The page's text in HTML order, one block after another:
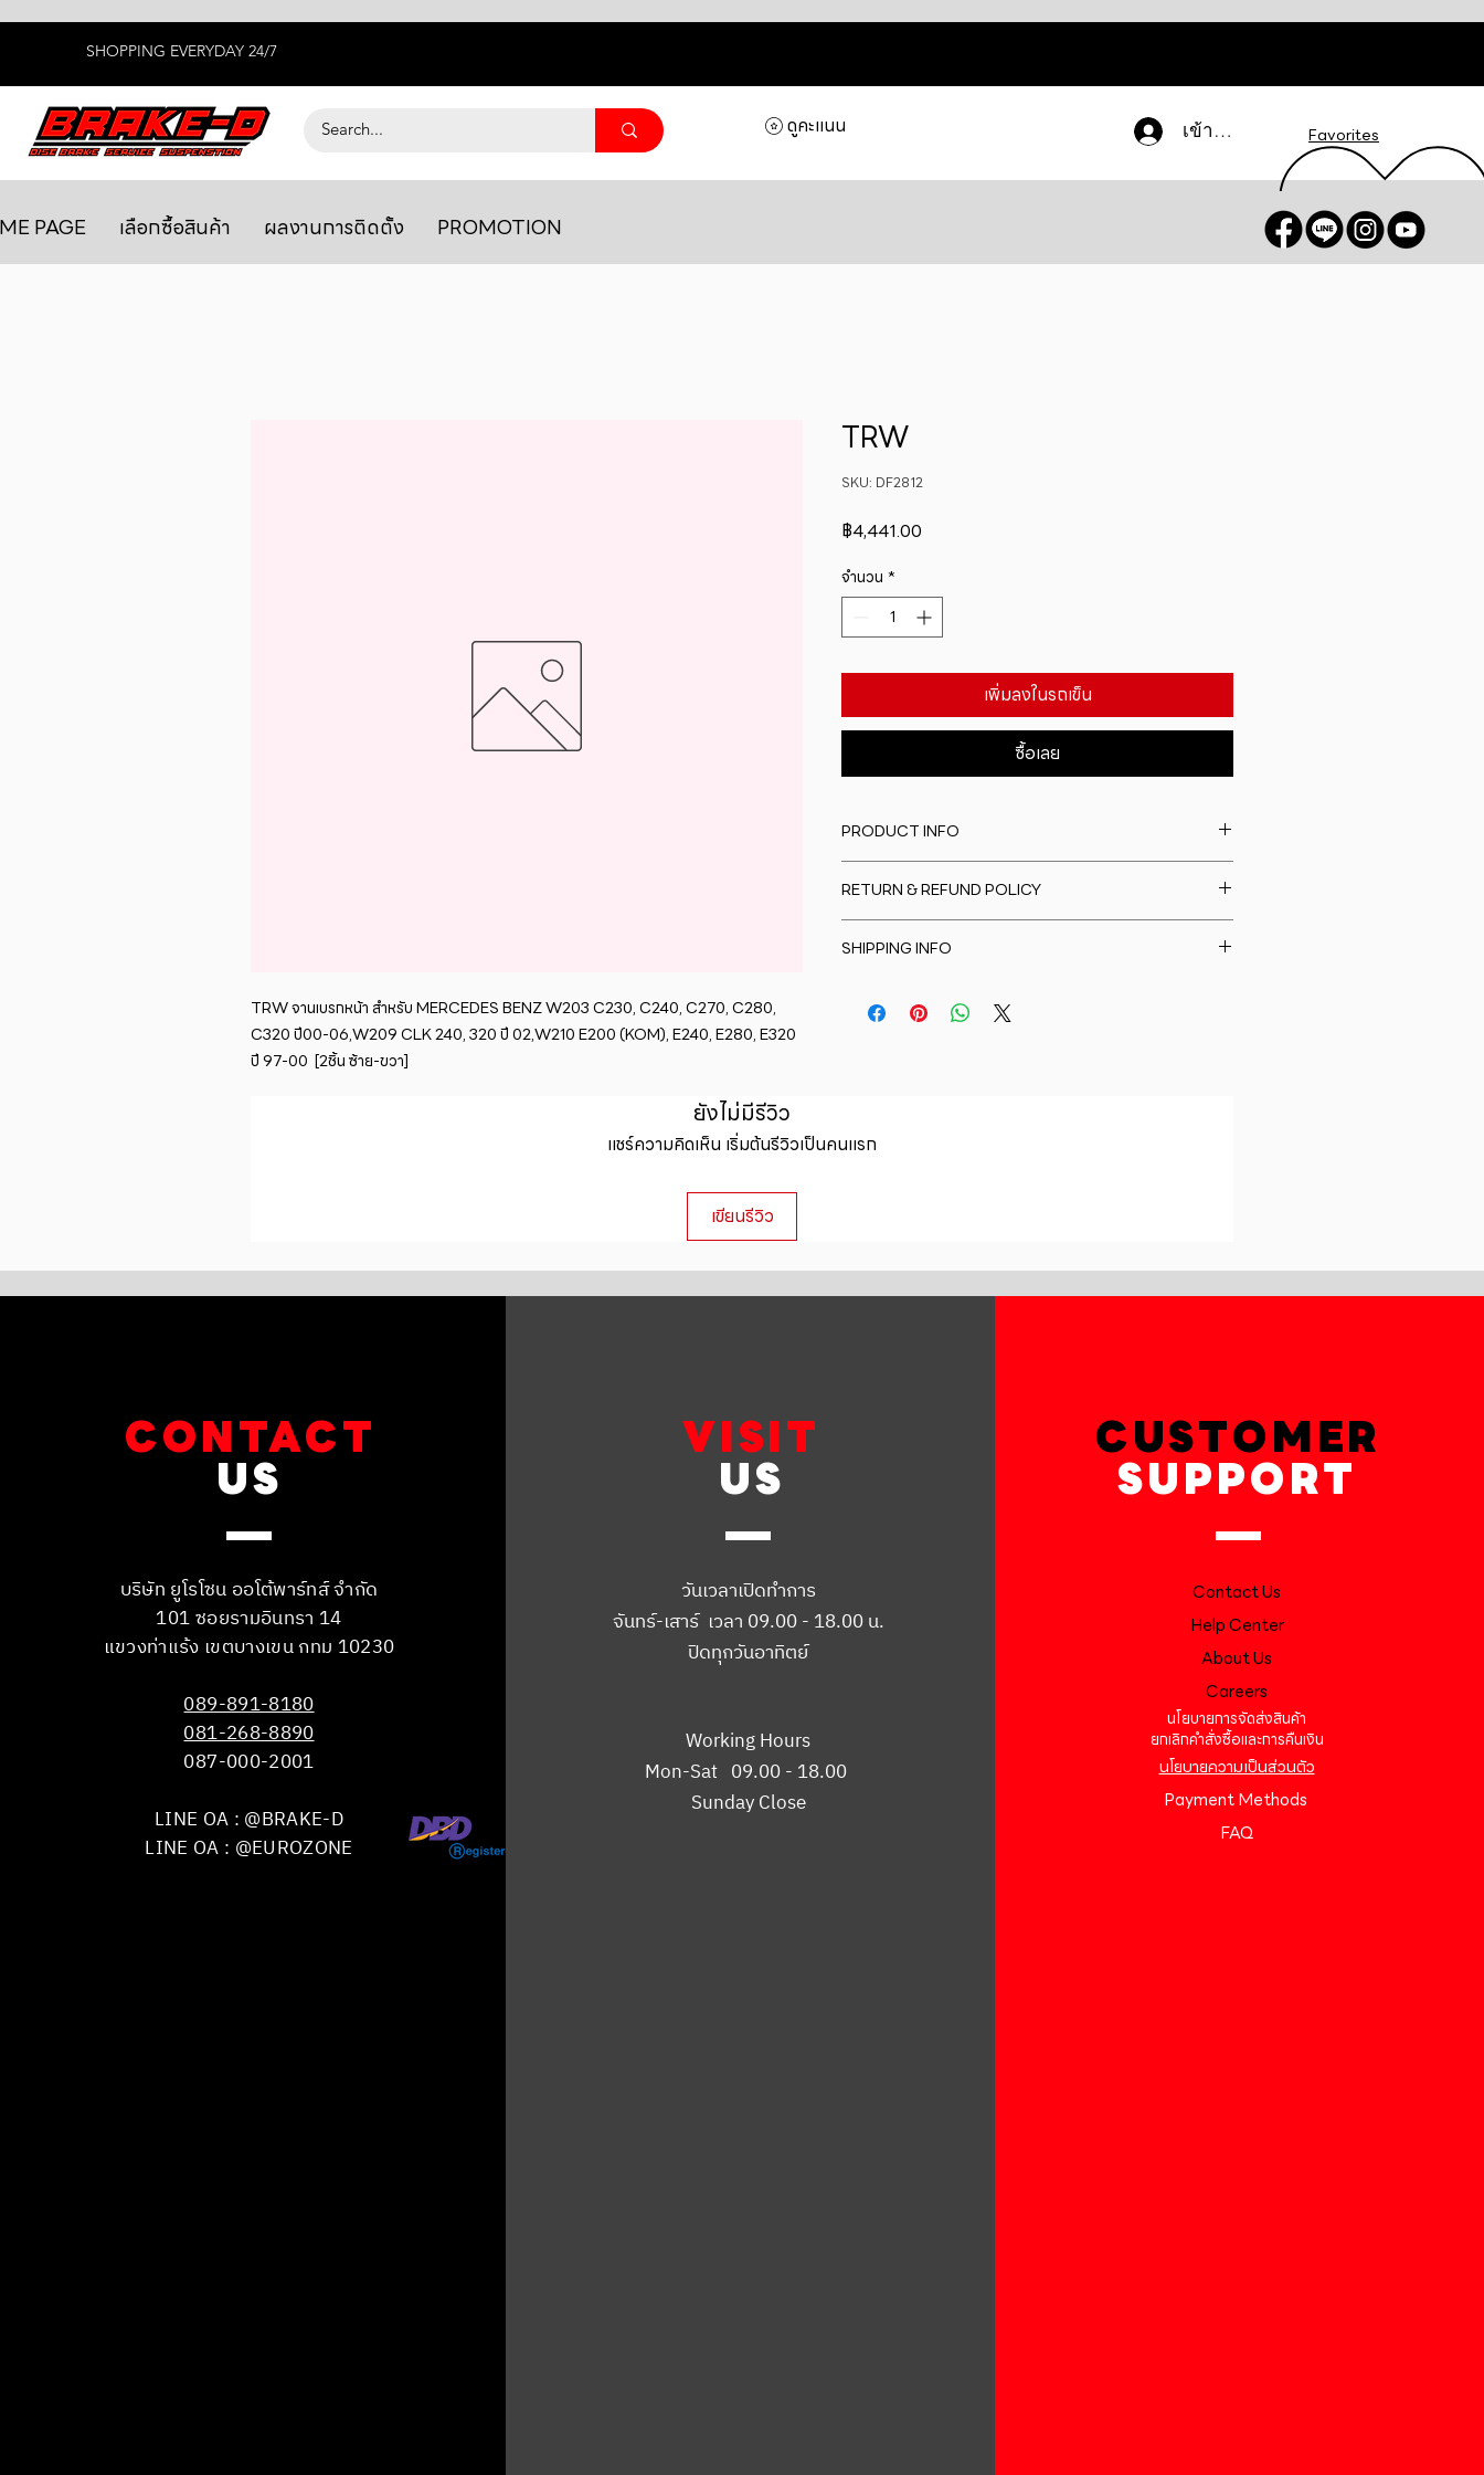
SHOPPING EVERYDAY 24/7
เข้าสู่ระบบ Favorites
ดูคะแนน
PAGE เลือกซื้อสินค้า ผลงานการติดตั้ง PROMOTION
TRW จานเบรกหน้า สำหรับ MERCEDES BENZ W203 C230, C240, C270, C280,
C320 ปี00-06,W209 CLK 240, 320 ปี 02,W210 E200 (KOM), E240, E280, E320
ปี 97-00  [2ชิ้น ซ้าย-ขวา]
TRW
SKU: DF2812
฿4,441.00
จำนวน *
เพิ่มลงในรถเข็น
ซื้อเลย
PRODUCT INFO
information about your product such as sizing,
material, care and cleaning instructions. This is also a
great space to write what makes this product
RETURN & REFUND POLICY
to let your customers know what to do in case they
straightforward refund or exchange policy is a great
way to build trust and reassure your customers that
SHIPPING INFO
information about your shipping methods,
ยังไม่มีรีวิว
แชร์ความคิดเห็น เริ่มต้นรีวิวเป็นคนแรก
เขียนรีวิว
CONTACT
US
บริษัท ยูโรโซน ออโต้พาร์ทส์ จำกัด
101 ซอยรามอินทรา 14
แขวงท่าแร้ง เขตบางเขน กทม 10230
089-891-8180
081-268-8890
087-000-2001
LINE OA : @BRAKE-D
LINE OA : @EUROZONE
VISIT
US
วันเวลาเปิดทำการ
จันทร์-เสาร์ เวลา 09.00 - 18.00 น.
ปิดทุกวันอาทิตย์
Working Hours
Mon-Sat 09.00 - 18.00
Sunday Close
CUSTOMER
SUPPORT
Contact Us
Help Center
About Us
Careers
นโยบายการจัดส่งสินค้า
ยกเลิกคำสั่งซื้อและการคืนเงิน
นโยบายความเป็นส่วนตัว
Payment Methods
FAQ